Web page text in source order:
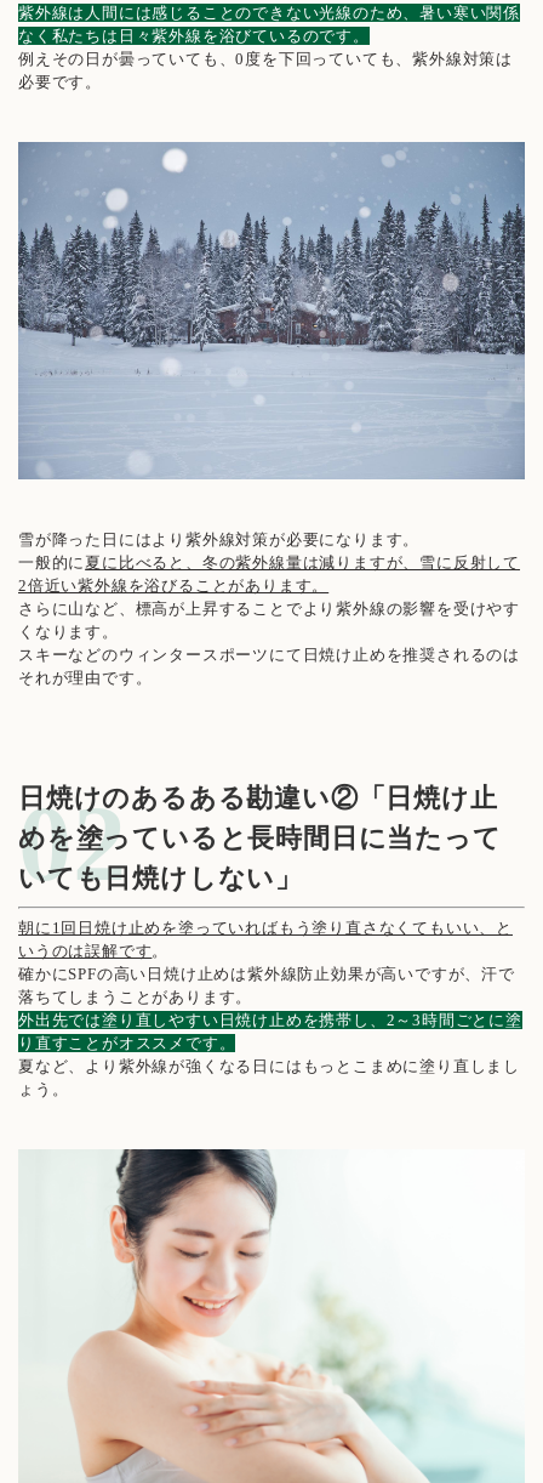
紫外線は人間には感じることのできない光線のため、暑い寒い関係
なく私たちは日々紫外線を浴びているのです。
例えその日が曇っていても、0度を下回っていても、紫外線対策は
必要です。
雪が降った日にはより紫外線対策が必要になります。
一般的に 夏に比べると、冬の紫外線量は減りますが、雪に反射して
2倍近い紫外線を浴びることがあります。
さらに山など、標高が上昇することでより紫外線の影響を受けやす
くなります。
スキーなどのウィンタースポーツにて日焼け止めを推奨されるのは
それが理由です。
日焼けのあるある勘違い②「日焼け止
めを塗っていると長時間日に当たって
いても日焼けしない」
朝に1回日焼け止めを塗っていればもう塗り直さなくてもいい、と
いうのは誤解です。
確かにSPFの高い日焼け止めは紫外線防止効果が高いですが、汗で
落ちてしまうことがあります。
外出先では塗り直しやすい日焼け止めを携帯し、2～3時間ごとに塗
り直すことがオススメです。
夏など、より紫外線が強くなる日にはもっとこまめに塗り直しまし
ょう。